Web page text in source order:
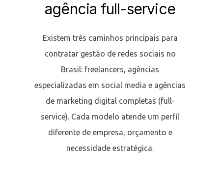
agência full-service
Existem três caminhos principais para
contratar gestão de redes sociais no
Brasil: freelancers, agências
especializadas em social media e agências
de marketing digital completas (full-
service). Cada modelo atende um perfil
diferente de empresa, orçamento e
necessidade estratégica.